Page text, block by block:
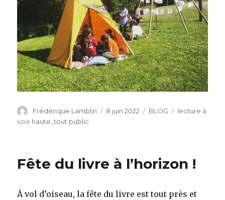
Auteur
Frédérique Lamblin
Publié
8 juin 2022 Catégories
BLOG Étiquettes
lecture à
voix haute,tout public
Fête du livre à l’horizon !
À vol d’oiseau, la fête du livre est tout près et